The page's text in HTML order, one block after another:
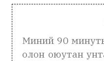
Миний 90
олон оюутан